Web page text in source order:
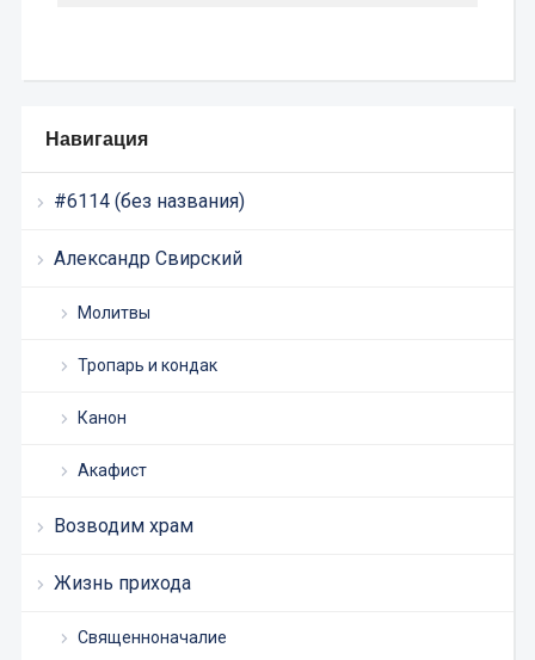
Навигация
#6114 (без названия)
Александр Свирский
Молитвы
Тропарь и кондак
Канон
Акафист
Возводим храм
Жизнь прихода
Священноначалие